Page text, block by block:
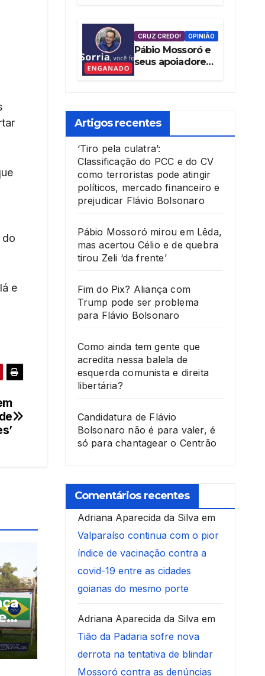
do
e
blindar Mossoró
contra as
denúncias da
vereadora
Cláudia Aguiar
CRUZ CREDO! OPINIÃO
Pábio Mossoró e
seus apoiadores
mentem ao
‘Pacote de
Maldades’
Artigos recentes
‘Tiro pela culatra’:
Classificação do PCC e do CV
como terroristas pode atingir
políticos, mercado financeiro e
prejudicar Flávio Bolsonaro
Pábio Mossoró mirou em Lêda,
mas acertou Célio e de quebra
tirou Zeli ‘da frente’
Fim do Pix? Aliança com
Trump pode ser problema
para Flávio Bolsonaro
Como ainda tem gente que
acredita nessa balela de
esquerda comunista e direita
libertária?
Candidatura de Flávio
Bolsonaro não é para valer, é
só para chantagear o Centrão
Comentários recentes
Adriana Aparecida da Silvaem
Valparaíso continua com o pior
índice de vacinação contra a
covid-19 entre as cidades
goianas do mesmo porte
Adriana Aparecida da Silvaem
Tião da Padaria sofre nova
derrota na tentativa de blindar
Mossoró contra as denúncias